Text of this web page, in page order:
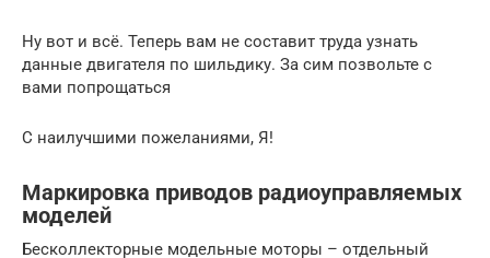
Ну вот и всё. Теперь вам не составит труда узнать
данные двигателя по шильдику. За сим позвольте с
вами попрощаться
С наилучшими пожеланиями, Я!
Маркировка приводов радиоуправляемых
моделей
Бесколлекторные модельные моторы – отдельный